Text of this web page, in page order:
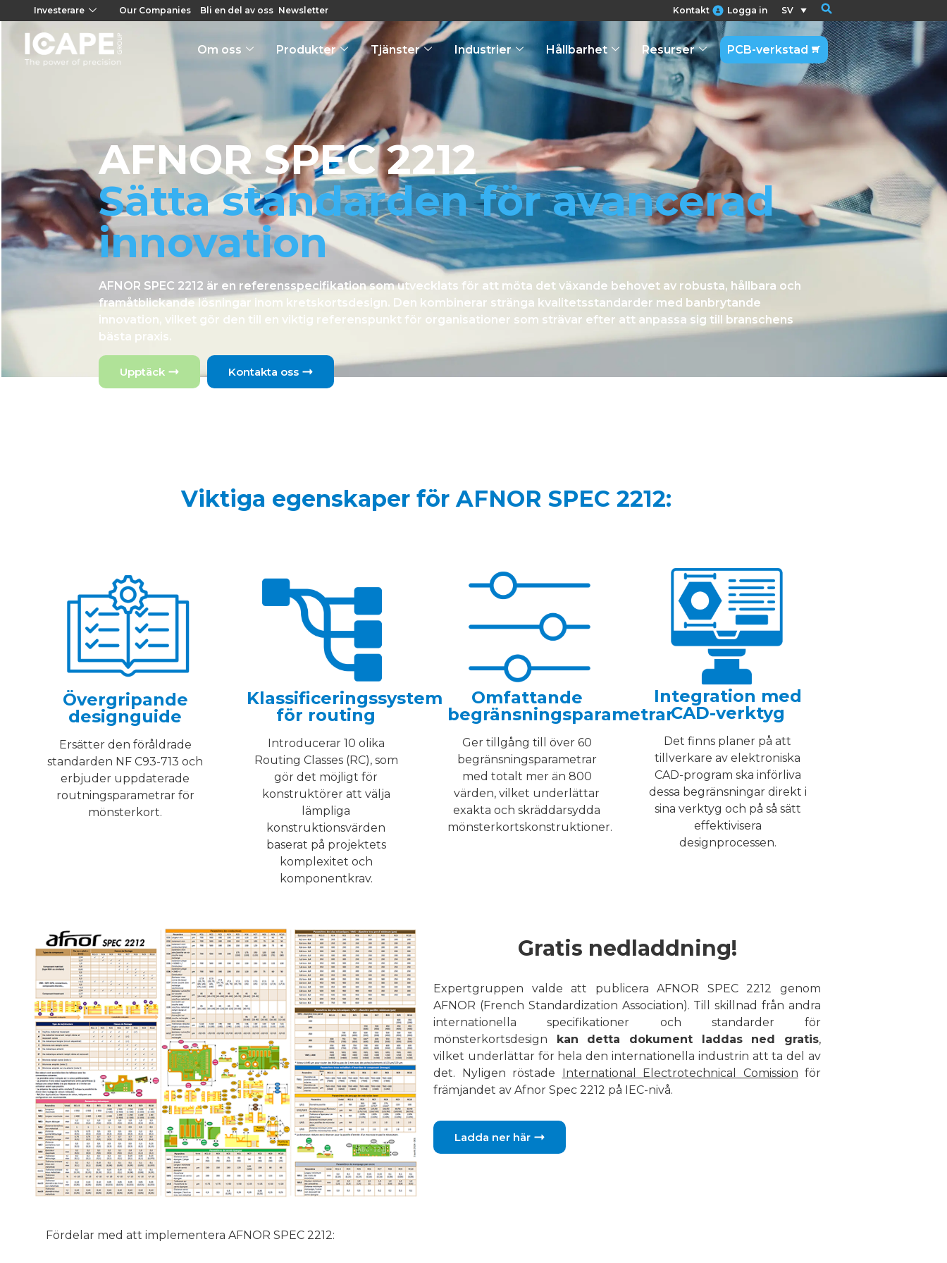
Investerare Our Companies Bli en del av oss Newsletter Kontakt Logga in SV
Om oss Produkter Tjänster Industrier Hållbarhet Resurser PCB-verkstad
AFNOR SPEC 2212
Sätta standarden för avancerad
innovation
AFNOR SPEC 2212 är en referensspecifikation som utvecklats för att möta det växande behovet av robusta, hållbara och
framåtblickande lösningar inom kretskortsdesign. Den kombinerar stränga kvalitetsstandarder med banbrytande
innovation, vilket gör den till en viktig referenspunkt för organisationer som strävar efter att anpassa sig till branschens
bästa praxis.
Upptäck Kontakta oss
Viktiga egenskaper för AFNOR SPEC 2212:
Övergripande
designguide
Ersätter den föråldrade
standarden NF C93-713 och
erbjuder uppdaterade
routningsparametrar för
mönsterkort.
Klassificeringssystem
för routing
Introducerar 10 olika
Routing Classes (RC), som
gör det möjligt för
konstruktörer att välja
lämpliga
konstruktionsvärden
baserat på projektets
komplexitet och
komponentkrav.
Omfattande
begränsningsparametrar
Ger tillgång till över 60
begränsningsparametrar
med totalt mer än 800
värden, vilket underlättar
exakta och skräddarsydda
mönsterkortskonstruktioner.
Integration med
CAD-verktyg
Det finns planer på att
tillverkare av elektroniska
CAD-program ska införliva
dessa begränsningar direkt i
sina verktyg och på så sätt
effektivisera
designprocessen.
Gratis nedladdning!
Expertgruppen valde att publicera AFNOR SPEC 2212 genom
AFNOR (French Standardization Association). Till skillnad från andra
internationella specifikationer och standarder för
mönsterkortsdesign kan detta dokument laddas ned gratis,
vilket underlättar för hela den internationella industrin att ta del av
det. Nyligen röstade International Electrotechnical Comission för
främjandet av Afnor Spec 2212 på IEC-nivå.
Ladda ner här
Fördelar med att implementera AFNOR SPEC 2212: